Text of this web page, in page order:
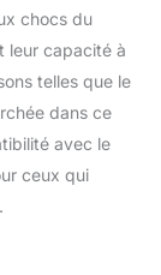
chic : les
une
ml,
pour
de
des
des
chocs du
leur capacité à
telles que le
dans ce
avec le
ceux qui